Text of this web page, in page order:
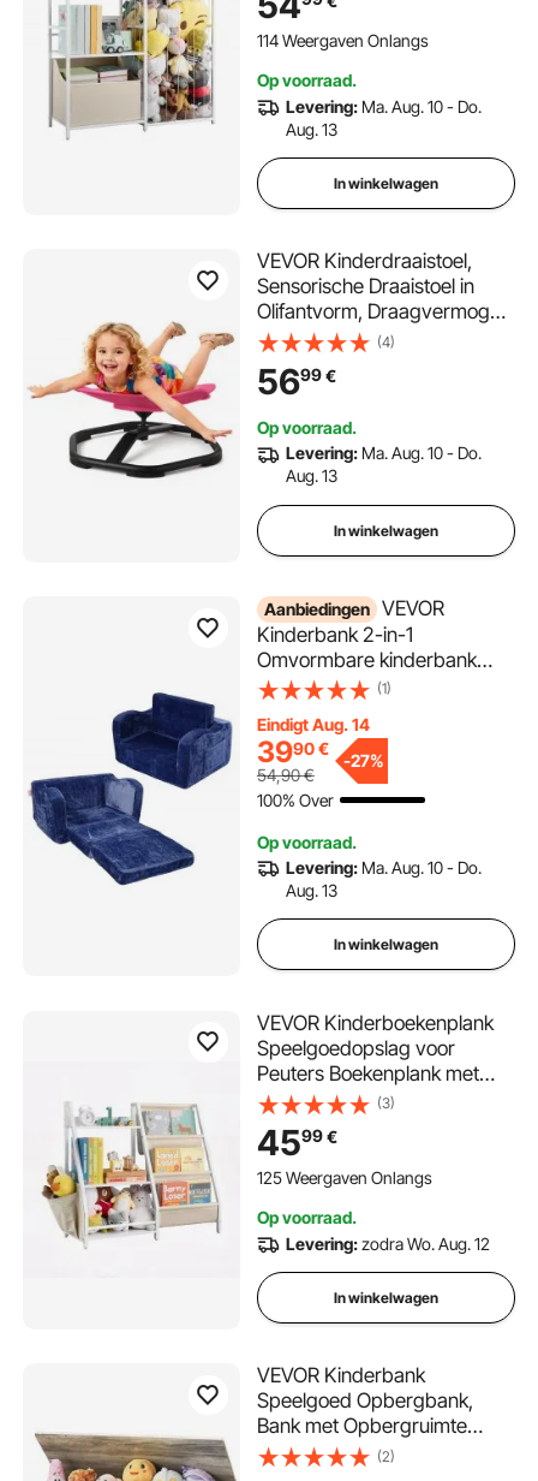
kinderkamerplank, wit,
geschikt voor woonkamer,
114 Weergaven Onlangs
Op voorraad.
Levering: Ma. Aug. 10 - Do.
Aug. 13
In winkelwagen
VEVOR Kinderdraaistoel,
Sensorische Draaistoel in
Olifantvorm, Draagvermogen
100 kg, Sensorisch
Speelgoed met Antislip
Metalen Voet, Bevordert
Concentratie, Rood
(4)
5699€
Op voorraad.
Levering: Ma. Aug. 10 - Do.
Aug. 13
In winkelwagen
Aanbiedingen VEVOR
Kinderbank 2-in-1
Omvormbare kinderbank
naar relaxfauteuil, uitklapbare
peuterbed, opvouwbare
kinderspeelbank, kinderbank
blauw 104 x 58 x 32 cm
(1)
Eindigt Aug. 14
3990€
54,90€
-27%
100% Over
Op voorraad.
Levering: Ma. Aug. 10 - Do.
Aug. 13
In winkelwagen
VEVOR Kinderboekenplank
Speelgoedopslag voor
Peuters Boekenplank met
Stoffen Opbergvakken &
Zijvak, Kinderplank voor
Kinderkamer Speelkamer
Kleuterschool Kinderkamer
(3)
4599€
125 Weergaven Onlangs
Op voorraad.
Levering:zodra Wo. Aug. 12
In winkelwagen
VEVOR Kinderbank
Speelgoed Opbergbank,
Bank met Opbergruimte
Kinderspeelgoedkist,
(2)